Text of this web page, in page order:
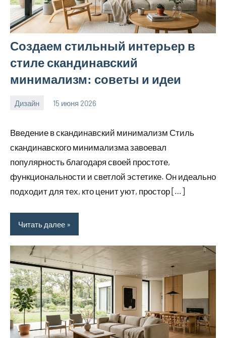
Создаем стильный интерьер в
стиле скандинавский
минимализм: советы и идеи
Дизайн 15 июня 2026
calvinken_co
Введение в скандинавский минимализм Стиль
скандинавского минимализма завоевал
популярность благодаря своей простоте,
функциональности и светлой эстетике. Он идеально
подходит для тех, кто ценит уют, простор […]
Читать далее